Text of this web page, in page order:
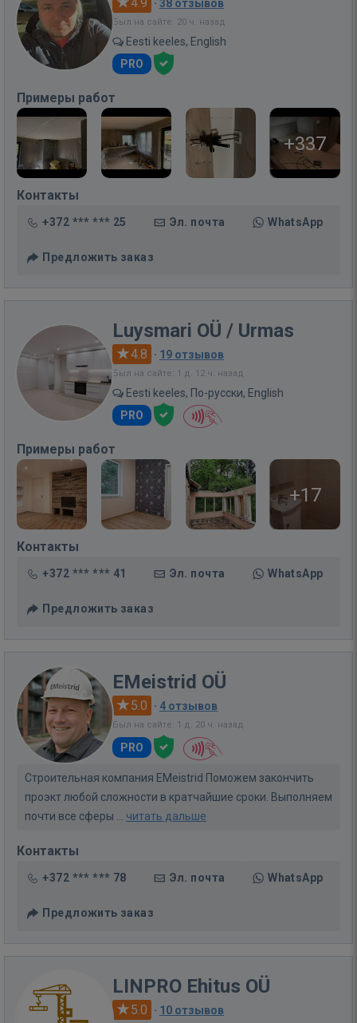
· 38 отзывов
Был на сайте: 20 ч. назад
Eesti keeles, English
PRO
Примеры работ
+337
Контакты
+372 *** *** 25 Эл. почта WhatsApp
Предложить заказ
Luysmari OÜ / Urmas
4.8 · 19 отзывов
Был на сайте: 1 д. 12 ч. назад
Eesti keeles, По-русски, English
PRO
Примеры работ
+17
Контакты
+372 *** *** 41 Эл. почта WhatsApp
Предложить заказ
EMeistrid OÜ
5.0 · 4 отзывов
Был на сайте: 1 д. 20 ч. назад
PRO
Строительная компания EMeistrid Поможем закончить
проэкт любой сложности в кратчайшие сроки. Выполняем
почти все сферы ... читать дальше
Контакты
+372 *** *** 78 Эл. почта WhatsApp
Предложить заказ
LINPRO Ehitus OÜ
5.0 · 10 отзывов